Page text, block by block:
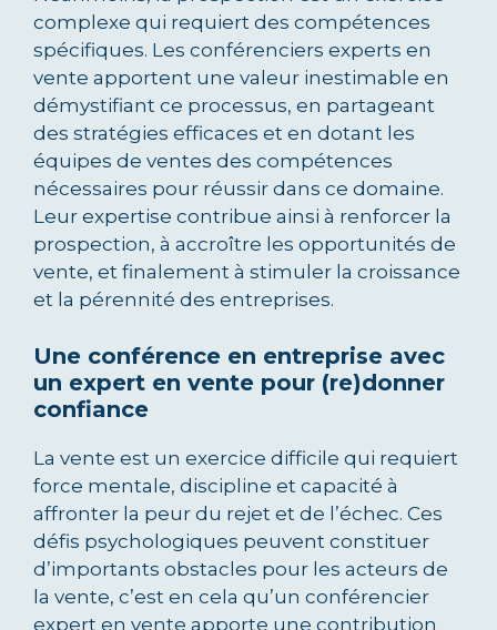
complexe qui requiert des compétences
spécifiques. Les conférenciers experts en
vente apportent une valeur inestimable en
démystifiant ce processus, en partageant
des stratégies efficaces et en dotant les
équipes de ventes des compétences
nécessaires pour réussir dans ce domaine.
Leur expertise contribue ainsi à renforcer la
prospection, à accroître les opportunités de
vente, et finalement à stimuler la croissance
et la pérennité des entreprises.
Une conférence en entreprise avec
un expert en vente pour (re)donner
confiance
La vente est un exercice difficile qui requiert
force mentale, discipline et capacité à
affronter la peur du rejet et de l’échec. Ces
défis psychologiques peuvent constituer
d’importants obstacles pour les acteurs de
la vente, c’est en cela qu’un conférencier
expert en vente apporte une contribution